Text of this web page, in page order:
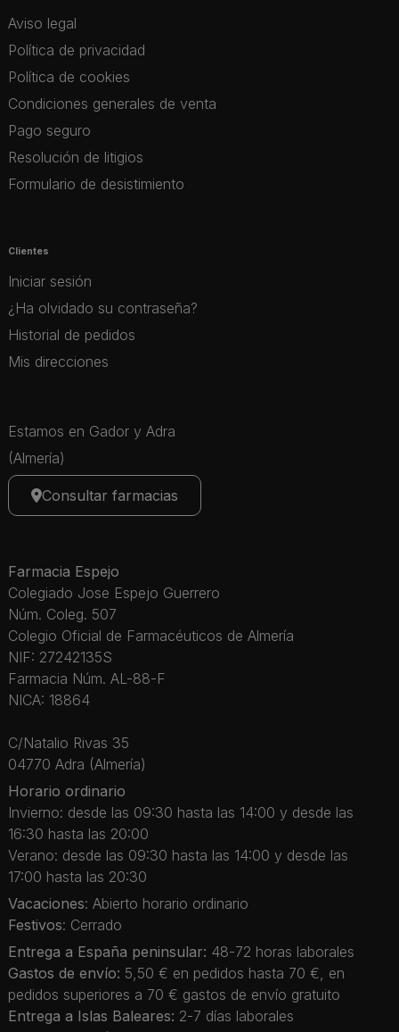
Aviso legal
Política de privacidad
Política de cookies
Condiciones generales de venta
Pago seguro
Resolución de litigios
Formulario de desistimiento
Clientes
Iniciar sesión
¿Ha olvidado su contraseña?
Historial de pedidos
Mis direcciones
Estamos en Gador y Adra
(Almería)
Consultar farmacias
Farmacia Espejo
Colegiado Jose Espejo Guerrero
Núm. Coleg. 507
Colegio Oficial de Farmacéuticos de Almería
NIF: 27242135S
Farmacia Núm. AL-88-F
NICA: 18864
C/Natalio Rivas 35
04770 Adra (Almería)
Horario ordinario
Invierno: desde las 09:30 hasta las 14:00 y desde las
16:30 hasta las 20:00
Verano: desde las 09:30 hasta las 14:00 y desde las
17:00 hasta las 20:30
Vacaciones: Abierto horario ordinario
Festivos: Cerrado
Entrega a España peninsular: 48-72 horas laborales
Gastos de envío: 5,50 € en pedidos hasta 70 €, en
pedidos superiores a 70 € gastos de envío gratuito
Entrega a Islas Baleares: 2-7 días laborales